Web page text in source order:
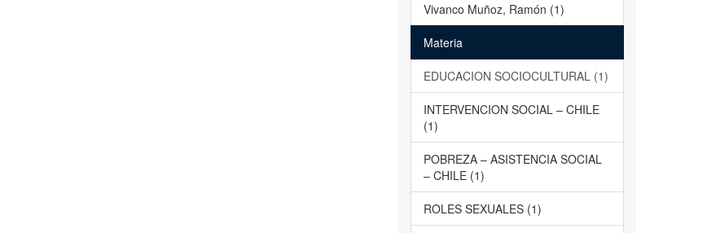
Vivanco Muñoz, Ramón (1)
Materia
EDUCACION SOCIOCULTURAL (1)
INTERVENCION SOCIAL – CHILE
(1)
POBREZA – ASISTENCIA SOCIAL
– CHILE (1)
ROLES SEXUALES (1)